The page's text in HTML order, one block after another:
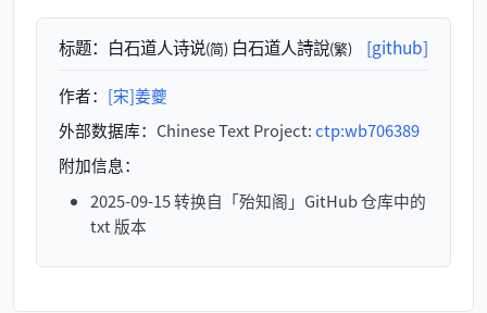
标题： 白石道人诗说(简) 白石道人詩說(繁) [github]
作者： [宋]姜夔
外部数据库： Chinese Text Project:ctp:wb706389
附加信息：
2025-09-15 转换自「殆知阁」GitHub 仓库中的
txt 版本